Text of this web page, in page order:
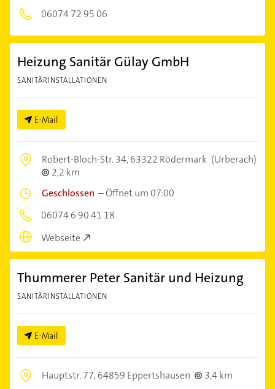
06074 72 95 06
Heizung Sanitär Gülay GmbH
SANITÄRINSTALLATIONEN
E-Mail
Robert-Bloch-Str. 34,63322 Rödermark (Urberach)
2,2 km
Geschlossen –Öffnet um 07:00
06074 6 90 41 18
Webseite
Thummerer Peter Sanitär und Heizung
SANITÄRINSTALLATIONEN
E-Mail
Hauptstr. 77,64859 Eppertshausen
3,4 km